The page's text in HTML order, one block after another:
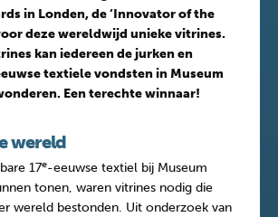
in Londen, de ‘Innovator of the
deze wereldwijd unieke vitrines.
kan iedereen de jurken en
textiele vondsten in Museum
Een terechte winnaar!
wereld
17e-eeuwse textiel bij Museum
tonen, waren vitrines nodig die
wereld bestonden. Uit onderzoek van